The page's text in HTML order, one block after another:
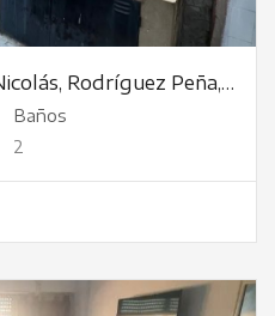
Rodríguez Peña, al 500
Baños
2